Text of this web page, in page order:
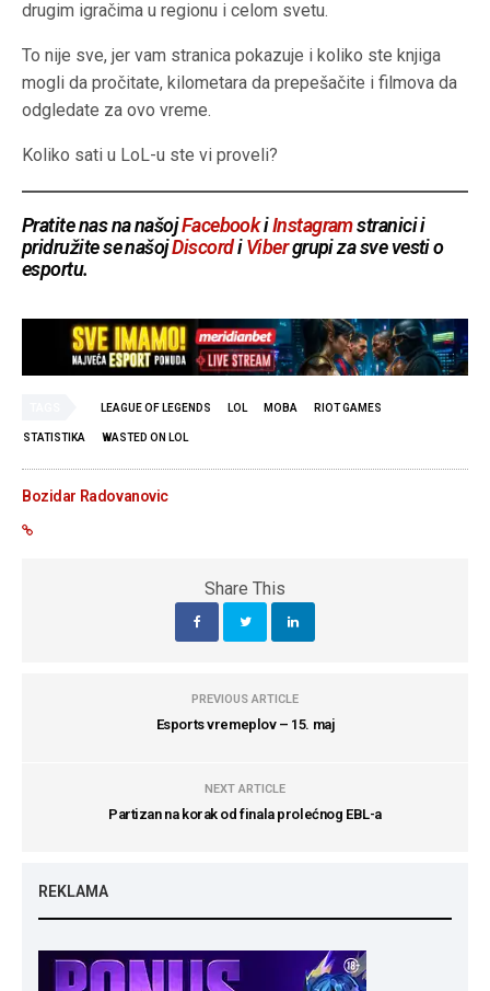
drugim igračima u regionu i celom svetu.
To nije sve, jer vam stranica pokazuje i koliko ste knjiga
mogli da pročitate, kilometara da prepešačite i filmova da
odgledate za ovo vreme.
Koliko sati u LoL-u ste vi proveli?
Pratite nas na našojFacebookiInstagramstranici i
pridružite se našojDiscordiVibergrupi za sve vesti o
esportu.
LEAGUE OF LEGENDS LOL MOBA RIOT GAMES
STATISTIKA WASTED ON LOL
Bozidar Radovanovic
Share This
PREVIOUS ARTICLE
Esports vremeplov – 15. maj
NEXT ARTICLE
Partizan na korak od finala prolećnog EBL-a
REKLAMA